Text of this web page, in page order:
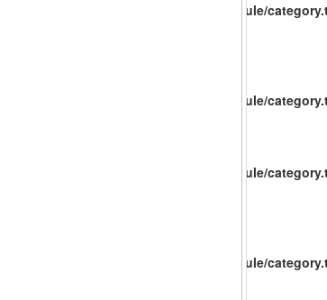
baueco/template/extension/module/
baueco/template/extension/module/
baueco/template/extension/module/
baueco/template/extension/module/